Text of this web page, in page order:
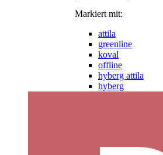
Markiert mit:
attila
greenline
koval
offline
hyberg attila
hyberg